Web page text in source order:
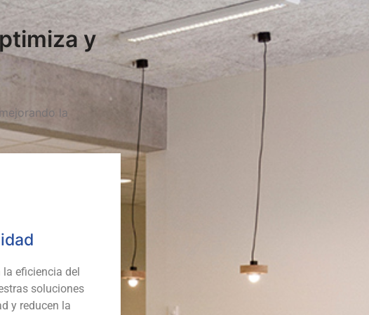
y
la
eficiencia del
soluciones
y reducen la